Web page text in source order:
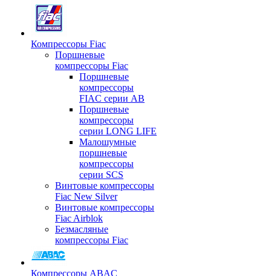
Компрессоры Fiac
Поршневые
компрессоры Fiac
Поршневые
компрессоры
FIAC серии AB
Поршневые
компрессоры
серии LONG LIFE
Малошумные
поршневые
компрессоры
серии SCS
Винтовые компрессоры
Fiac New Silver
Винтовые компрессоры
Fiac Airblok
Безмасляные
компрессоры Fiac
Компрессоры ABAC